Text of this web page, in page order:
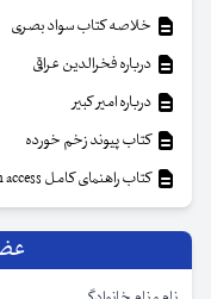
خلاصه کتاب سواد بصری
درباره فخرالدین عراقی
درباره امیر کبیر
کتاب پیوند زخم خورده
کتاب راهنمای کامل Interaction access